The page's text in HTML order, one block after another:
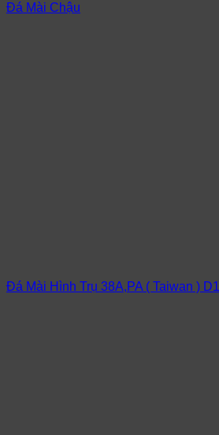
Đá Mài Chậu
Đá Mài Hình Trụ 38A,PA ( Taiwan )